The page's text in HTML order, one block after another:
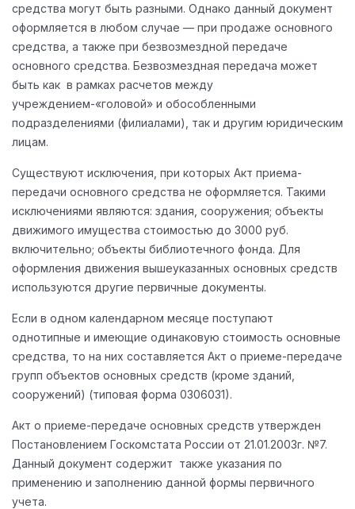
средства могут быть разными. Однако данный документ
оформляется в любом случае — при продаже основного
средства, а также при безвозмездной передаче
основного средства. Безвозмездная передача может
быть как в рамках расчетов между
учреждением-«головой» и обособленными
подразделениями (филиалами), так и другим юридическим
лицам.
Существуют исключения, при которых Акт приема-
передачи основного средства не оформляется. Такими
исключениями являются: здания, сооружения; объекты
движимого имущества стоимостью до 3000 руб.
включительно; объекты библиотечного фонда. Для
оформления движения вышеуказанных основных средств
используются другие первичные документы.
Если в одном календарном месяце поступают
однотипные и имеющие одинаковую стоимость основные
средства, то на них составляется Акт о приеме-передаче
групп объектов основных средств (кроме зданий,
сооружений) (типовая форма 0306031).
Акт о приеме-передаче основных средств утвержден
Постановлением Госкомстата России от 21.01.2003г. №7.
Данный документ содержит также указания по
применению и заполнению данной формы первичного
учета.